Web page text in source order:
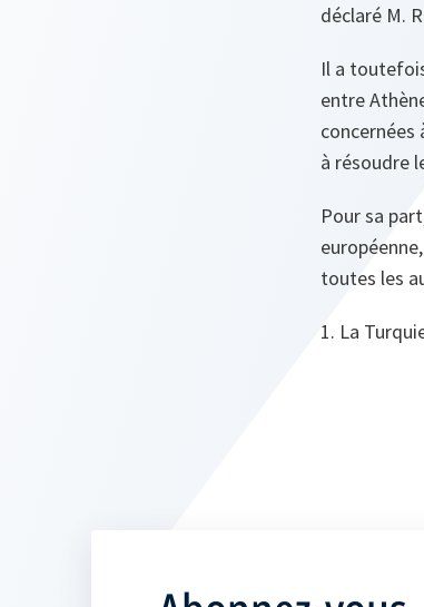
déclaré M.
Il a
entre
concernées
à résoudre
Pour sa
toutes les
1. La